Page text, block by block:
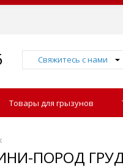
Свяжитесь с нами
Товары для грызунов
ПОРОД